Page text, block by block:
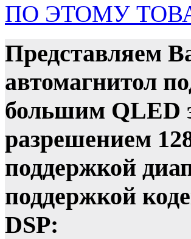
ПО ЭТОМУ
Представляем
автомагнитол
большим QLED
разрешением
поддержкой
поддержкой
DSP: